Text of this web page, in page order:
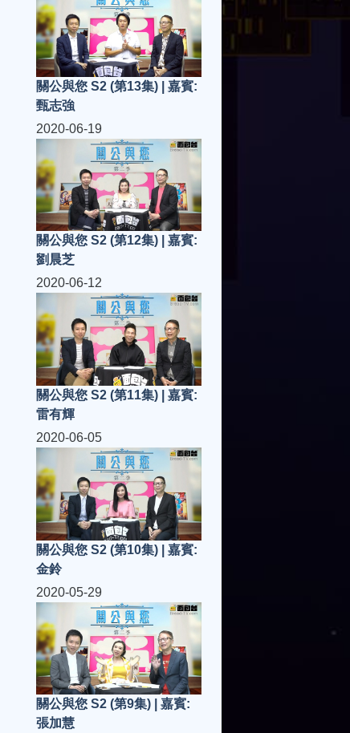
關公與您 S2 (第13集) | 嘉賓:
甄志強
2020-06-19
關公與您 S2 (第12集) | 嘉賓:
劉晨芝
2020-06-12
關公與您 S2 (第11集) | 嘉賓:
雷有輝
2020-06-05
關公與您 S2 (第10集) | 嘉賓:
金鈴
2020-05-29
關公與您 S2 (第9集) | 嘉賓:
張加慧